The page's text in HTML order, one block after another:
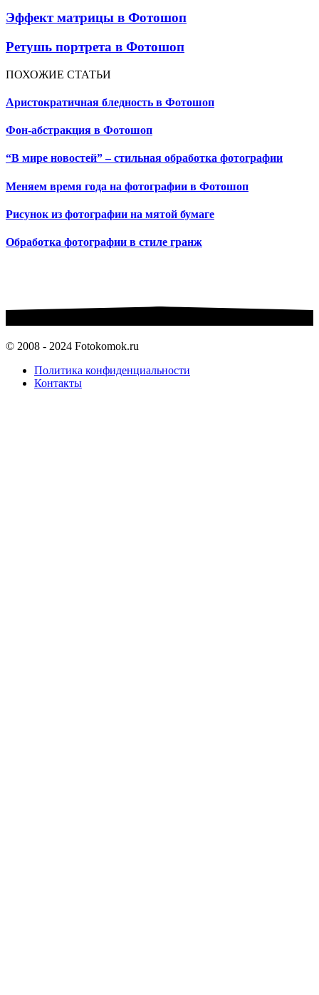
Эффект матрицы в Фотошоп
Ретушь портрета в Фотошоп
ПОХОЖИЕ СТАТЬИ
Аристократичная бледность в Фотошоп
Фон-абстракция в Фотошоп
“В мире новостей” – стильная обработка фотографии
Меняем время года на фотографии в Фотошоп
Рисунок из фотографии на мятой бумаге
Обработка фотографии в стиле гранж
© 2008 - 2024 Fotokomok.ru
Политика конфиденциальности
Контакты